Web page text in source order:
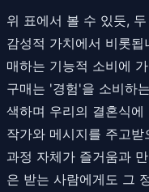
위 표에서 볼 수 있듯,
감성적 가치에서 비롯
매하는 기능적 소비에
구매는 '경험'을 소비하
색하며 우리의 결혼식
작가와 메시지를 주고
과정 자체가 즐거움과
은 받는 사람에게도 그